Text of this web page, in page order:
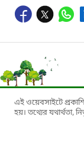
এই ওয়েবসাইটে
হয়। তথ্যের যথার্থতা,